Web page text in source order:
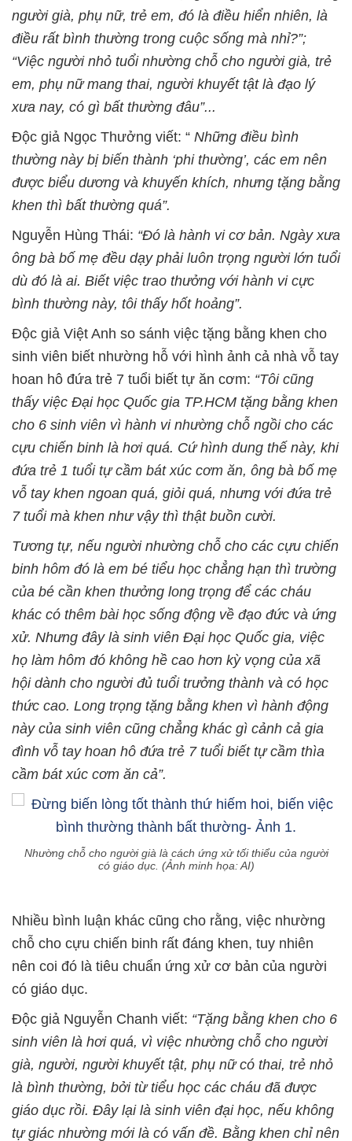
người già, phụ nữ, trẻ em, đó là điều hiển nhiên, là
điều rất bình thường trong cuộc sống mà nhỉ?”;
“Việc người nhỏ tuổi nhường chỗ cho người già, trẻ
em, phụ nữ mang thai, người khuyết tật là đạo lý
xưa nay, có gì bất thường đâu”...
Độc giả Ngọc Thưởng viết: “ Những điều bình
thường này bị biến thành ‘phi thường’, các em nên
được biểu dương và khuyến khích, nhưng tặng bằng
khen thì bất thường quá”.
Nguyễn Hùng Thái: “Đó là hành vi cơ bản. Ngày xưa
ông bà bố mẹ đều dạy phải luôn trọng người lớn tuổi
dù đó là ai. Biết việc trao thưởng với hành vi cực
bình thường này, tôi thấy hốt hoảng”.
Độc giả Việt Anh so sánh việc tặng bằng khen cho
sinh viên biết nhường hỗ với hình ảnh cả nhà vỗ tay
hoan hô đứa trẻ 7 tuổi biết tự ăn cơm: “Tôi cũng
thấy việc Đại học Quốc gia TP.HCM tặng bằng khen
cho 6 sinh viên vì hành vi nhường chỗ ngồi cho các
cựu chiến binh là hơi quá. Cứ hình dung thế này, khi
đứa trẻ 1 tuổi tự cầm bát xúc cơm ăn, ông bà bố mẹ
vỗ tay khen ngoan quá, giỏi quá, nhưng với đứa trẻ
7 tuổi mà khen như vậy thì thật buồn cười.
Tương tự, nếu người nhường chỗ cho các cựu chiến
binh hôm đó là em bé tiểu học chẳng hạn thì trường
của bé cần khen thưởng long trọng để các cháu
khác có thêm bài học sống động về đạo đức và ứng
xử. Nhưng đây là sinh viên Đại học Quốc gia, việc
họ làm hôm đó không hề cao hơn kỳ vọng của xã
hội dành cho người đủ tuổi trưởng thành và có học
thức cao. Long trọng tặng bằng khen vì hành động
này của sinh viên cũng chẳng khác gì cảnh cả gia
đình vỗ tay hoan hô đứa trẻ 7 tuổi biết tự cầm thìa
cầm bát xúc cơm ăn cả”.
Nhường chỗ cho người già là cách ứng xử tối thiểu của người
có giáo dục. (Ảnh minh họa: AI)
Nhiều bình luận khác cũng cho rằng, việc nhường
chỗ cho cựu chiến binh rất đáng khen, tuy nhiên
nên coi đó là tiêu chuẩn ứng xử cơ bản của người
có giáo dục.
Độc giả Nguyễn Chanh viết: “Tặng bằng khen cho 6
sinh viên là hơi quá, vì việc nhường chỗ cho người
già, người, người khuyết tật, phụ nữ có thai, trẻ nhỏ
là bình thường, bởi từ tiểu học các cháu đã được
giáo dục rồi. Đây lại là sinh viên đại học, nếu không
tự giác nhường mới là có vấn đề. Bằng khen chỉ nên